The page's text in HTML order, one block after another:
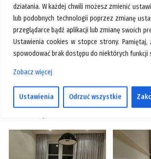
działania. W każdej chwili możesz zmienić
lub podobnych technologii poprzez zmianę
przeglądarce bądź aplikacji lub zmianę swoich
Ustawienia cookies w stopce strony. Pamiętaj,
spowodować brak dostępu do niektórych funkcji
Zobacz więcej
Ustawienia Odrzuć wszystkie